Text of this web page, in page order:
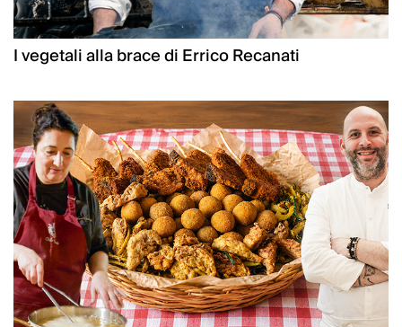
I vegetali alla brace di Errico Recanati